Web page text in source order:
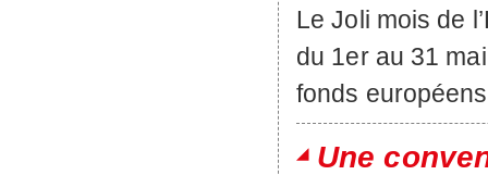
Le Joli mois de
du 1er au 31
fonds européens
Une